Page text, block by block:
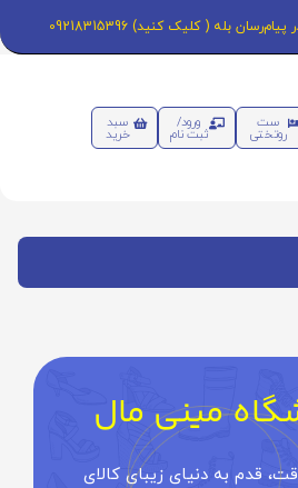
بله ( کلیک کنید) 09218315396
ست
روتختی
ورود/
ثبت نام
سبد
خرید
مینی مال
قدم به دنیای زیبای کالای